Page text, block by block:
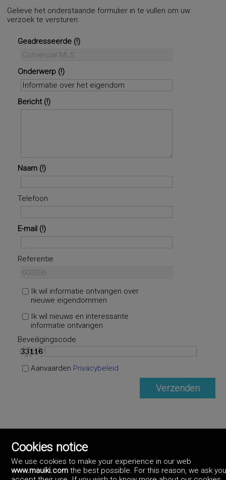
Gelieve het onderstaande formulier in te vullen om uw
verzoek te versturen:
Geadresseerde
Onderwerp
Bericht
Naam
Telefoon
E-mail
Referentie
Ik wil informatie ontvangen over
nieuwe eigendommen
Ik wil nieuws en interessante
informatie ontvangen
Beveiligingscode
Aanvaarden Privacybeleid
Cookies notice
We use cookies to make your experience in our web
www.mauiki.com the best possible. For this reason, we ask